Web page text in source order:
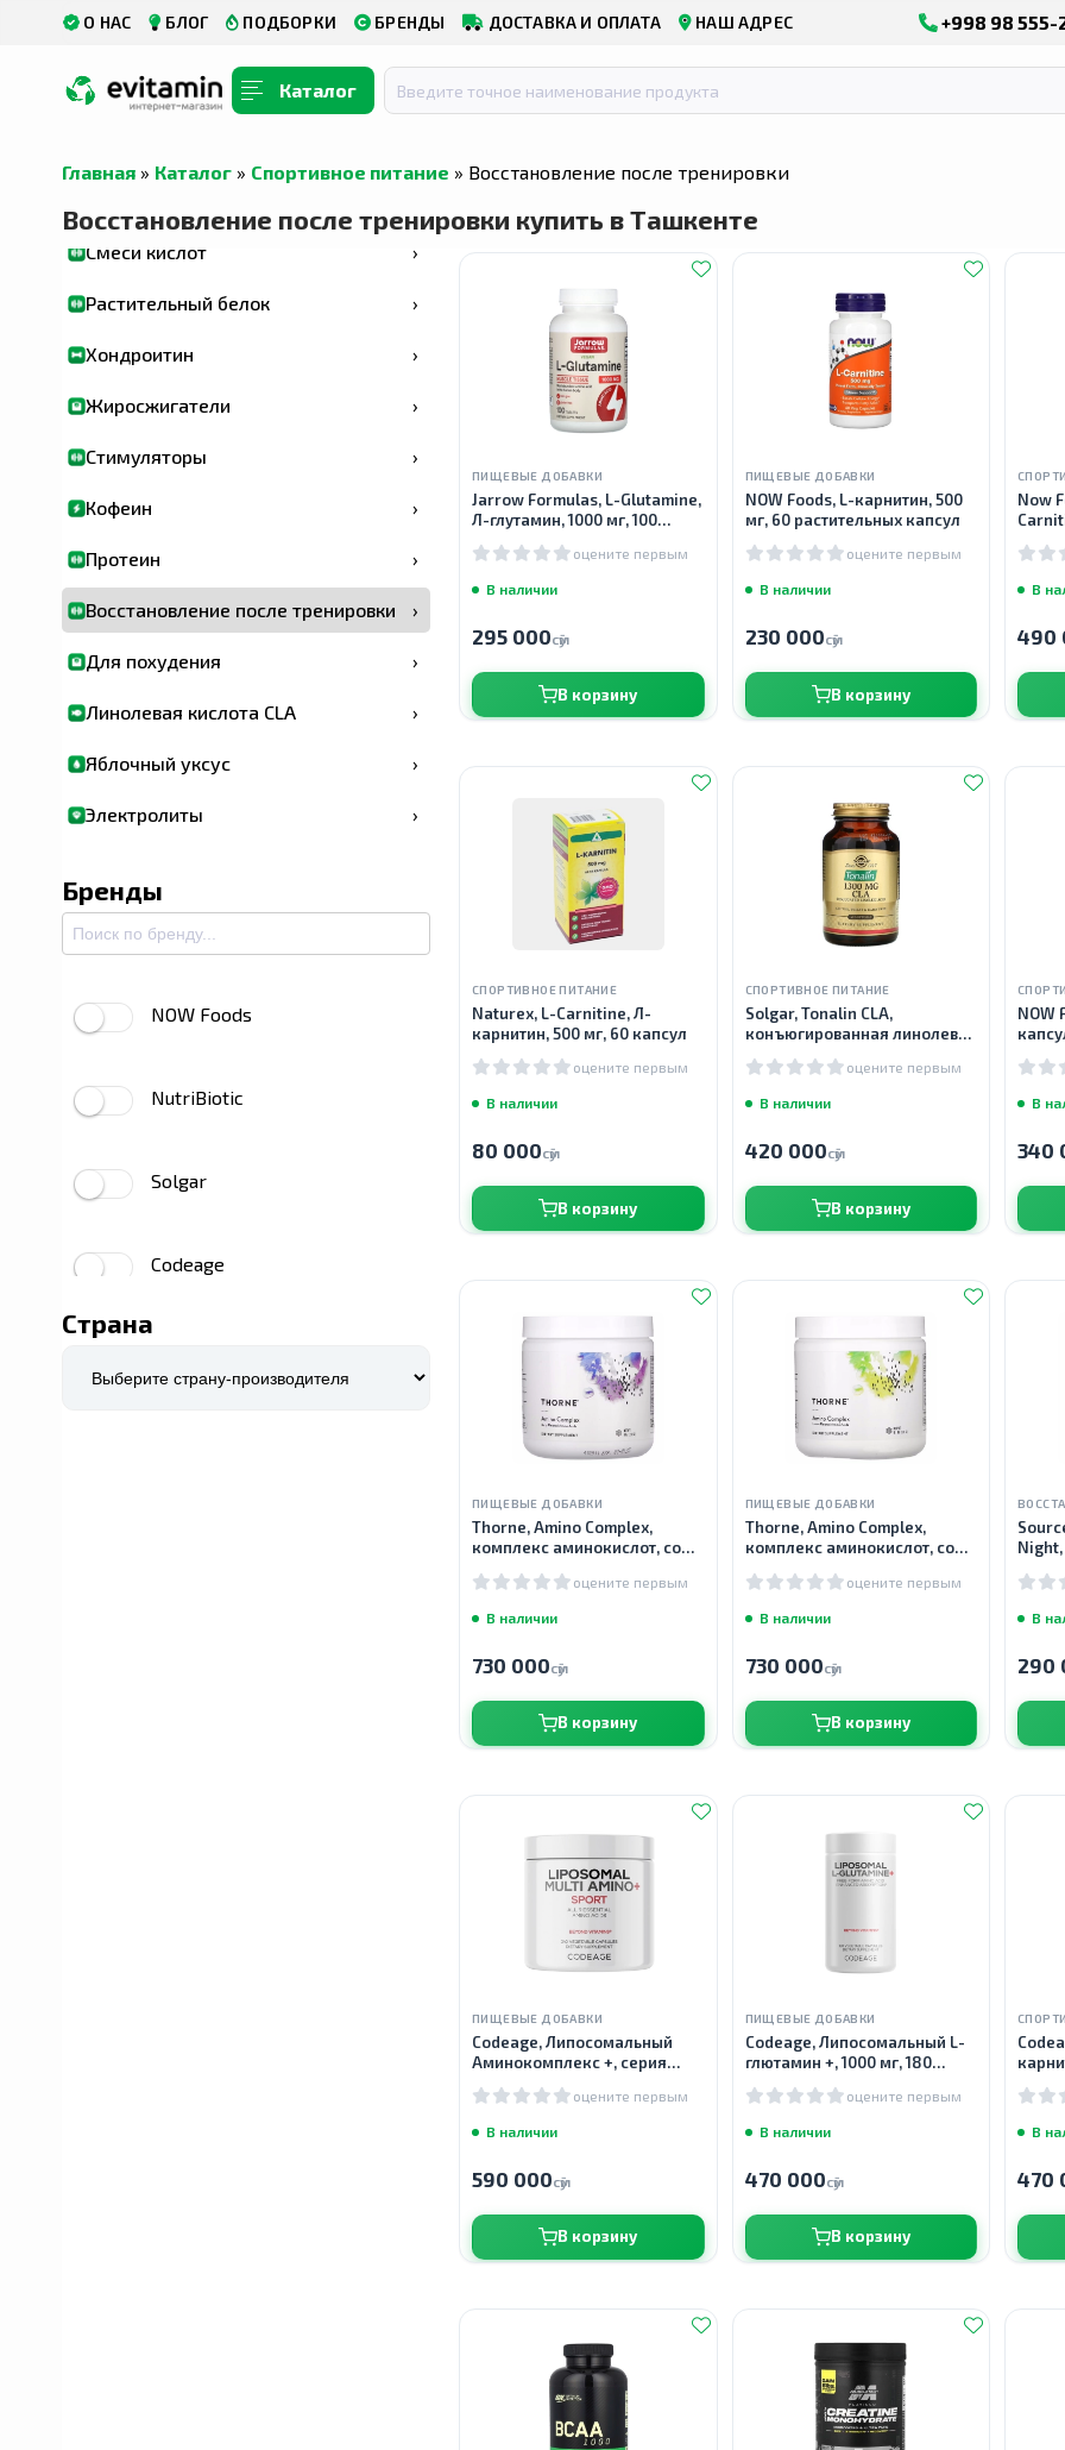
О НАС БЛОГ ПОДБОРКИ БРЕНДЫ ДОСТАВКА И ОПЛАТА НАШ АДРЕС +998 98 555-
Каталог
Главная » Каталог » Спортивное питание » Восстановление после тренировки
Восстановление после тренировки купить в Ташкенте
Сывороточный протеин ›
Смеси кислот ›
Растительный белок ›
Хондроитин ›
Жиросжигатели ›
Стимуляторы ›
Кофеин ›
Протеин ›
Восстановление после тренировки ›
Для похудения ›
Линолевая кислота CLA ›
Яблочный уксус ›
Электролиты ›
Бренды
NOW Foods
NutriBiotic
Solgar
Codeage
Страна
ПИЩЕВЫЕ ДОБАВКИ
Jarrow Formulas, L-Glutamine,
Л-глутамин, 1000 мг, 100
оцените первым
В наличии
295 000сӯм
В корзину
ПИЩЕВЫЕ ДОБАВКИ
NOW Foods, L-карнитин, 500
мг, 60 растительных капсул
оцените первым
В наличии
230 000сӯм
В корзину
Now
В
490
СПОРТИВНОЕ ПИТАНИЕ
Naturex, L-Carnitine, Л-
карнитин, 500 мг, 60 капсул
оцените первым
В наличии
80 000сӯм
В корзину
СПОРТИВНОЕ ПИТАНИЕ
Solgar, Tonalin CLA,
конъюгированная линолевая
мягких таблетокоцените первым
В наличии
420 000сӯм
В корзину
NOW
В
340
ПИЩЕВЫЕ ДОБАВКИ
Thorne, Amino Complex,
комплекс аминокислот, со
оцените первым
В наличии
730 000сӯм
В корзину
ПИЩЕВЫЕ ДОБАВКИ
Thorne, Amino Complex,
комплекс аминокислот, со
оцените первым
В наличии
730 000сӯм
В корзину
В
290
ПИЩЕВЫЕ ДОБАВКИ
Codeage, Липосомальный
Аминокомплекс +, серия
капсул
оцените первым
В наличии
590 000сӯм
В корзину
ПИЩЕВЫЕ ДОБАВКИ
Codeage, Липосомальный L-
глютамин +, 1000 мг, 180
оцените первым
В наличии
470 000сӯм
В корзину
В
470